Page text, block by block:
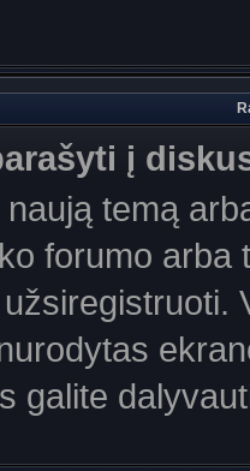
į
temą
forumo
galite